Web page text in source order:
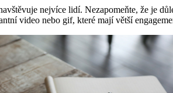
nejvíce lidí. Nezapomeňte, že je
video nebo gif, které mají větší